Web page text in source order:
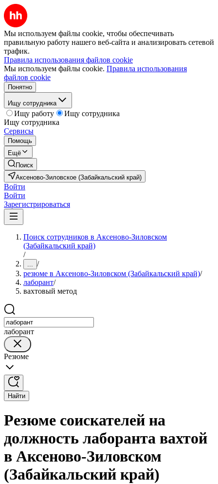
Мы используем файлы cookie, чтобы обеспечивать
правильную работу нашего веб-сайта и анализировать сетевой
трафик.
Правила использования файлов cookie
Мы используем файлы cookie. Правила использования
файлов cookie
Понятно
Ищу сотрудника
Ищу работу
Ищу сотрудника
Ищу сотрудника
Сервисы
Помощь
Ещё
Поиск
Аксеново-Зиловское (Забайкальский край)
Войти
Войти
Зарегистрироваться
Поиск сотрудников в Аксеново-Зиловском
(Забайкальский край)
/
... /
резюме в Аксеново-Зиловском (Забайкальский край)/
лаборант/
вахтовый метод
лаборант
Резюме
Найти
Резюме соискателей на
должность лаборанта вахтой
в Аксеново-Зиловском
(Забайкальский край)